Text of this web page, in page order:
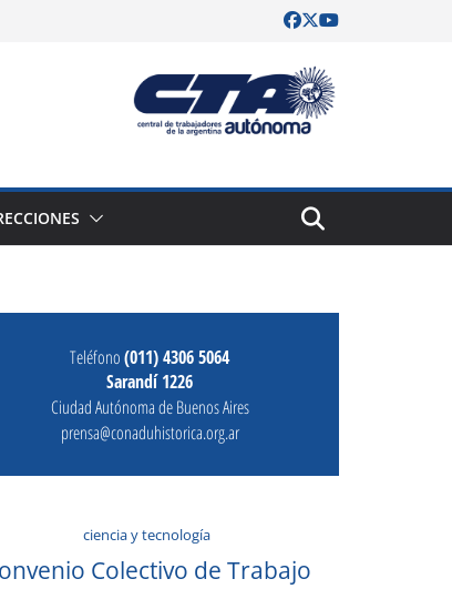
Teléfono(011) 4306 5064
Sarandí 1226
Ciudad Autónoma de Buenos Aires
prensa@conaduhistorica.org.ar
ciencia y tecnología
Colectivo de Trabajo